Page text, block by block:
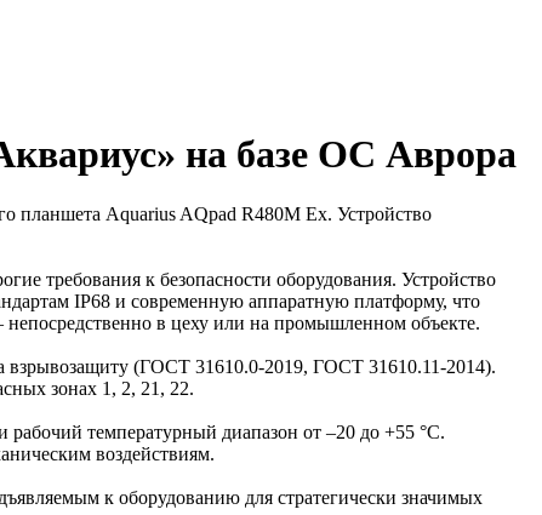
на базе ОС Аврора
планшета Aquarius AQpad R480M Ex. Устройство
требования к безопасности оборудования. Устройство
IP68 и современную аппаратную платформу, что
в цеху или на промышленном объекте.
взрывозащиту (ГОСТ 31610.0-2019, ГОСТ 31610.11-2014).
зонах 1, 2, 21, 22.
температурный диапазон от –20 до +55 °C.
воздействиям.
к оборудованию для стратегически значимых